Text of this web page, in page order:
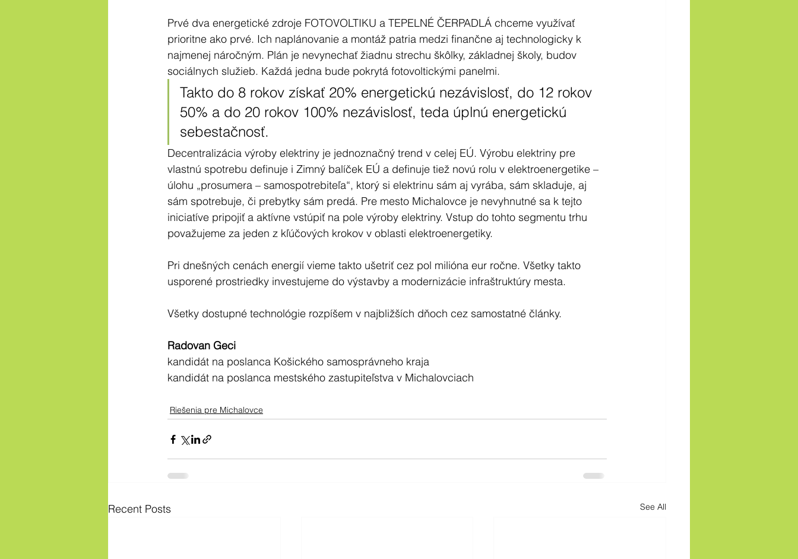
Prvé dva energetické zdroje FOTOVOLTIKU a TEPELNÉ ČERPADLÁ chceme využívať
prioritne ako prvé. Ich naplánovanie a montáž patria medzi finančne aj technologicky k
najmenej náročným. Plán je nevynechať žiadnu strechu škôlky, základnej školy, budov
sociálnych služieb. Každá jedna bude pokrytá fotovoltickými panelmi.
Takto do 8 rokov získať 20% energetickú nezávislosť, do 12 rokov
50% a do 20 rokov 100% nezávislosť, teda úplnú energetickú
sebestačnosť.
Decentralizácia výroby elektriny je jednoznačný trend v celej EÚ. Výrobu elektriny pre
vlastnú spotrebu definuje i Zimný balíček EÚ a definuje tiež novú rolu v elektroenergetike –
úlohu „prosumera – samospotrebiteľa“, ktorý si elektrinu sám aj vyrába, sám skladuje, aj
sám spotrebuje, či prebytky sám predá. Pre mesto Michalovce je nevyhnutné sa k tejto
iniciatíve pripojiť a aktívne vstúpiť na pole výroby elektriny. Vstup do tohto segmentu trhu
považujeme za jeden z kľúčových krokov v oblasti elektroenergetiky.
Pri dnešných cenách energií vieme takto ušetriť cez pol milióna eur ročne. Všetky takto
usporené prostriedky investujeme do výstavby a modernizácie infraštruktúry mesta.
Všetky dostupné technológie rozpíšem v najbližších dňoch cez samostatné články.
Radovan Geci
kandidát na poslanca Košického samosprávneho kraja
kandidát na poslanca mestského zastupiteľstva v Michalovciach
Riešenia pre Michalovce
Recent Posts See All